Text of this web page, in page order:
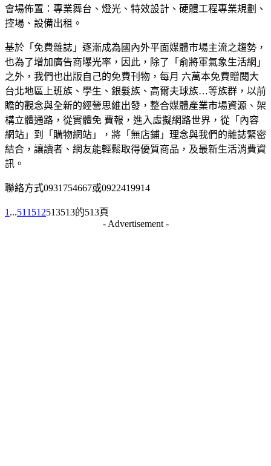
會場佈置：專業舞台、燈光、特效設計、硬體工程專業規劃、
控場、設備出租。
基於「免費雜誌」逐漸成為國內外平面媒體市場主流之趨勢，
也為了增加廣告商曝光率，因此，除了「俞將軍氣象生活網」
之外，我們也出版自己的免費刊物，每月 六萬本免費贈閱大
台北地區上班族、學生、銀髮族、高爾夫球族…等族群，以前
瞻的觀念與全新的經營思維出發，整合媒體產業市場資源、架
構立體通路，從實體免 費報，進入虛擬網路世界，從「內容
網站」到「購物網站」，將「無店鋪」理念與我們的雜誌緊密
結合，讓讀者、網友能輕鬆取得優質商品，及最新生活消費資
訊。
聯絡方式0931754667或0922419914
1 ...511 512513513的513頁
- Advertisement -